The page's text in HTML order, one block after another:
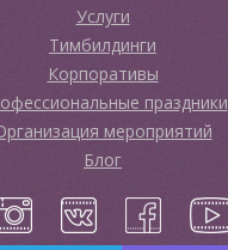
Услуги
Тимбилдинги
Корпоративы
праздники
мероприятий
Блог